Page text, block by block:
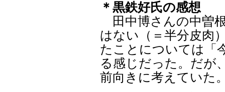
＊黒鉄好氏の感想
田中博さんの中曽
はない（＝半分皮肉
たことについては「
る感じだった。だが
前向きに考えていた